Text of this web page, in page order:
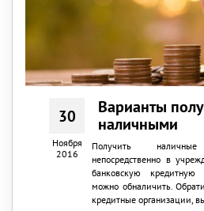
30
Ноября
2016
Варианты
наличными
Получить
непосредственно в
банковскую
можно обналичить.
кредитные организации,